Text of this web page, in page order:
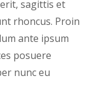
sagittis et
rhoncus. Proin
ante ipsum
posuere
nunc eu